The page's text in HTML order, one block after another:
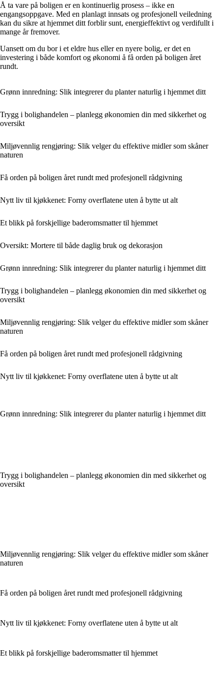
Å ta vare på boligen er en kontinuerlig prosess – ikke en
engangsoppgave. Med en planlagt innsats og profesjonell veiledning
kan du sikre at hjemmet ditt forblir sunt, energieffektivt og verdifullt i
mange år fremover.
Uansett om du bor i et eldre hus eller en nyere bolig, er det en
investering i både komfort og økonomi å få orden på boligen året
rundt.
Grønn innredning: Slik integrerer du planter naturlig i hjemmet ditt
Trygg i bolighandelen – planlegg økonomien din med sikkerhet og
oversikt
Miljøvennlig rengjøring: Slik velger du effektive midler som skåner
naturen
Få orden på boligen året rundt med profesjonell rådgivning
Nytt liv til kjøkkenet: Forny overflatene uten å bytte ut alt
Et blikk på forskjellige baderomsmatter til hjemmet
Oversikt: Mortere til både daglig bruk og dekorasjon
Grønn innredning: Slik integrerer du planter naturlig i hjemmet ditt
Trygg i bolighandelen – planlegg økonomien din med sikkerhet og
oversikt
Miljøvennlig rengjøring: Slik velger du effektive midler som skåner
naturen
Få orden på boligen året rundt med profesjonell rådgivning
Nytt liv til kjøkkenet: Forny overflatene uten å bytte ut alt
Grønn innredning: Slik integrerer du planter naturlig i hjemmet ditt
Trygg i bolighandelen – planlegg økonomien din med sikkerhet og
oversikt
Miljøvennlig rengjøring: Slik velger du effektive midler som skåner
naturen
Få orden på boligen året rundt med profesjonell rådgivning
Nytt liv til kjøkkenet: Forny overflatene uten å bytte ut alt
Et blikk på forskjellige baderomsmatter til hjemmet